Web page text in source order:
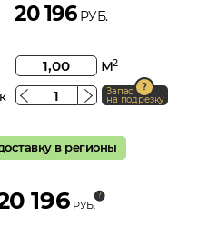
20 196РУБ.
м2
Запас
на подрезку
в регионы
196 РУБ.